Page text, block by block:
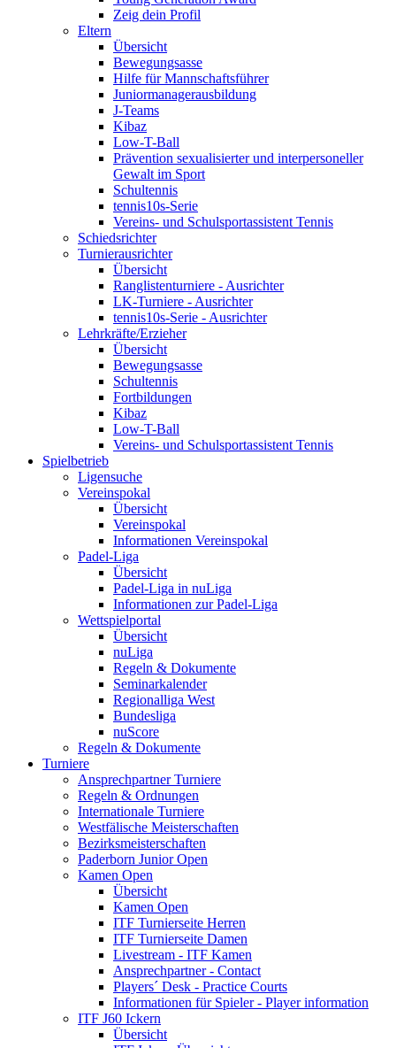
Zeig dein Profil
Eltern
Übersicht
Bewegungsasse
Hilfe für Mannschaftsführer
Juniormanagerausbildung
J-Teams
Kibaz
Low-T-Ball
Prävention sexualisierter und interpersoneller
Gewalt im Sport
Schultennis
tennis10s-Serie
Vereins- und Schulsportassistent Tennis
Schiedsrichter
Turnierausrichter
Übersicht
Ranglistenturniere - Ausrichter
LK-Turniere - Ausrichter
tennis10s-Serie - Ausrichter
Lehrkräfte/Erzieher
Übersicht
Bewegungsasse
Schultennis
Fortbildungen
Kibaz
Low-T-Ball
Vereins- und Schulsportassistent Tennis
Spielbetrieb
Ligensuche
Vereinspokal
Übersicht
Vereinspokal
Informationen Vereinspokal
Padel-Liga
Übersicht
Padel-Liga in nuLiga
Informationen zur Padel-Liga
Wettspielportal
Übersicht
nuLiga
Regeln & Dokumente
Seminarkalender
Regionalliga West
Bundesliga
nuScore
Regeln & Dokumente
Turniere
Ansprechpartner Turniere
Regeln & Ordnungen
Internationale Turniere
Westfälische Meisterschaften
Bezirksmeisterschaften
Paderborn Junior Open
Kamen Open
Übersicht
Kamen Open
ITF Turnierseite Herren
ITF Turnierseite Damen
Livestream - ITF Kamen
Ansprechpartner - Contact
Players´ Desk - Practice Courts
Informationen für Spieler - Player information
ITF J60 Ickern
Übersicht